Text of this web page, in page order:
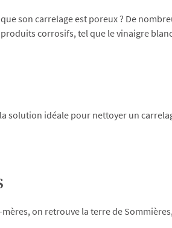
son carrelage est poreux ? De
corrosifs, tel que le vinaigre
solution idéale pour nettoyer un
on retrouve la terre de